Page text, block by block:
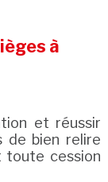
à
et réussir
de bien relire
toute cession